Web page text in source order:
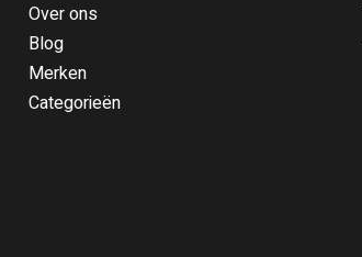
Over ons
Blog
Merken
Categorieën